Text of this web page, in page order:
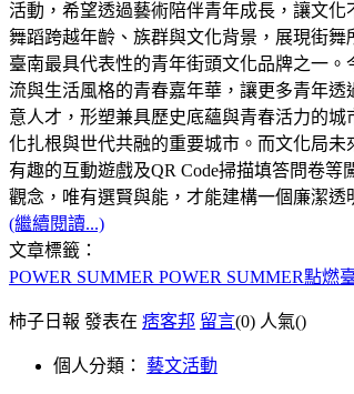
活動，希望透過藝術陪伴青年成長，讓文
舞蹈跨越年齡、族群與文化背景，展現街
臺南最具代表性的青年街頭文化品牌之一
流與生活風格的青春嘉年華，讓更多青年
意人才，形塑兼具歷史底蘊與青春活力的
化扎根與世代共融的重要城市。而文化局
有趣的互動遊戲及QR Code掃描填答問卷
觀念，唯有選賢與能，才能建構一個廉潔透
(繼續閱讀...)
文章標籤：
POWER SUMMER POWER SUMMER點燃
柿子日報 發表在 痞客邦 留言(0) 人氣()
個人分類： 藝文活動